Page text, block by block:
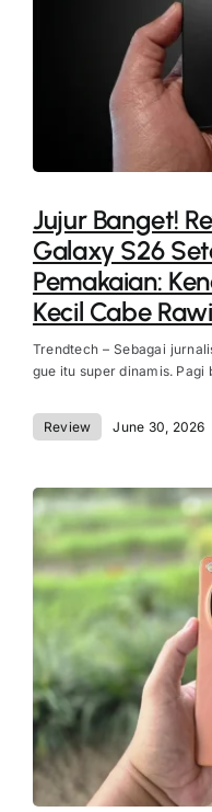
Jujur Banget!
Galaxy S26
Pemakaian:
Kecil Cabe
Trendtech – Sebagai
gue itu super dinamis. Pagi
Review June 30, 2026